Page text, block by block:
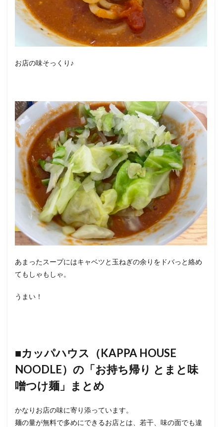
お店の味そっくり♪
あまったスープにはキャベツと玉ねぎの余りをドバっと絡め
てもしゃもしゃ。
うまい！
■カッパハウス（KAPPA HOUSE
NOODLE）の「お持ち帰り とまと味
噌つけ麺」まとめ
かなりお店の味に寄り添っています。
麺の量が無料で多めにできるお店とは、若干、味の面でも違